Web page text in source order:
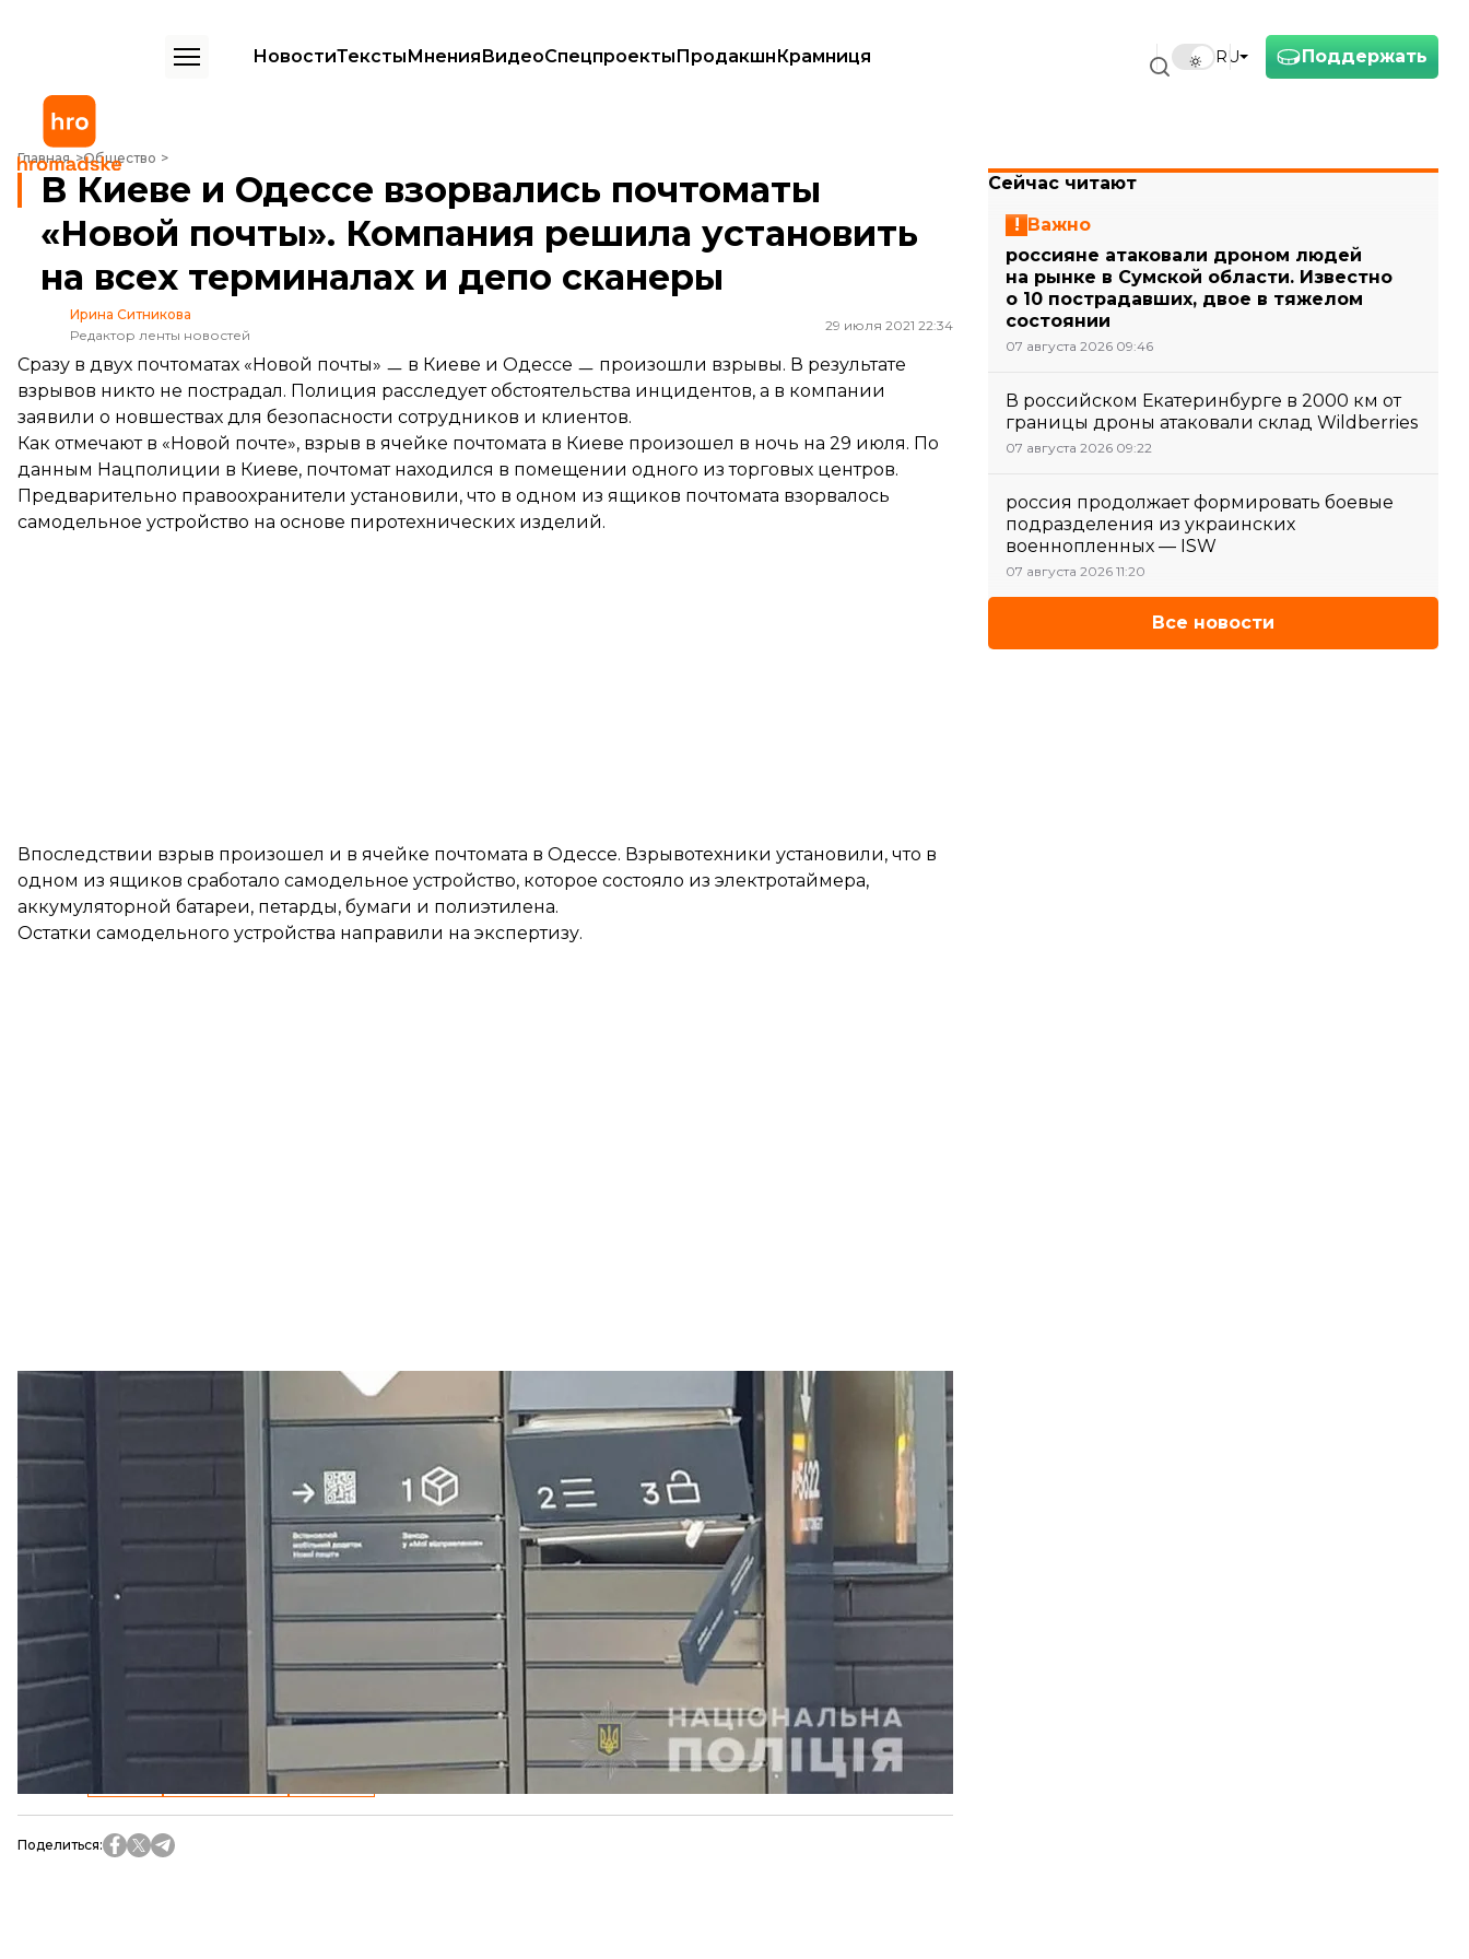
Поддержать
RU
НовостиТекстыМненияВидеоСпецпроектыПродакшнКрамниця
Главная Общество
В Киеве и Одессе взорвались почтоматы «Новой почты». Компания решила установить на всех терминалах и депо сканеры
В Киеве и Одессе взорвались почтоматы
«Новой почты». Компания решила установить
на всех терминалах и депо сканеры
Ирина Ситникова
Редактор ленты новостей
29 июля 2021 22:34
Сразу в двух почтоматах «Новой почты» ㅡ в Киеве и Одессе ㅡ произошли взрывы. В результате
взрывов никто не пострадал. Полиция расследует обстоятельства инцидентов, а в компании
заявили о новшествах для безопасности сотрудников и клиентов.
Как отмечаютв «Новой почте», взрыв в ячейке почтомата в Киеве произошел в ночь на 29 июля. По
данным Нацполиции в Киеве, почтомат находился в помещении одного из торговых центров.
Предварительно правоохранители установили, что в одном из ящиков почтомата взорвалось
самодельное устройство на основе пиротехнических изделий.
Впоследствии взрыв произошел и в ячейке почтомата в Одессе. Взрывотехники установили, что в
одном из ящиков сработало самодельное устройство, которое состояло из электротаймера,
аккумуляторной батареи, петарды, бумаги и полиэтилена.
Остатки самодельного устройства направили на экспертизу.
В одном из ящиков почтомата в Одессе сработало самодельное взрывное устройство
Национальная полиция
По фактам взрывов правоохранители открыли уголовные производства по ч. 2 ст. 194 (Умышленное
уничтожение или повреждение имущества) Уголовного кодекса Украины. Санкция статьи
предусматривает лишение свободы на срок от трех до десяти лет.
В «Новой почте» пообещали всячески способствовать расследованию инцидентов и решили
установить на всех терминалах и депо раписканы — рентгенотелевизионные установки для
Кроме того, в компании хотят начать сотрудничать с кинологическими службами во всех регионах
для выявления подозрительных посылок и грузов и внедрить процесс полной идентификации
«Мы понимаем нашу роль в обществе и делаем все, что от нас зависит, для создания безопасного
», ㅡ отметили в «Новой почте».
Больше о новая почта Одеса
Поделиться:
Сейчас читают
Важно
россияне атаковали дроном людей
на рынке в Сумской области. Известно
о 10 пострадавших, двое в тяжелом
состоянии
07 августа 2026 09:46
В российском Екатеринбурге в 2000 км от
границы дроны атаковали склад Wildberries
07 августа 2026 09:22
россия продолжает формировать боевые
подразделения из украинских
военнопленных — ISW
07 августа 2026 11:20
Все новости